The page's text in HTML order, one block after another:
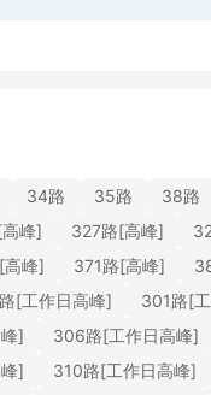
34路 35路
38路
峰] 327路[高峰]
峰] 371路[高峰]
[工作日高峰]
301路[
]
306路[工作日高峰]
]
310路[工作日高峰]